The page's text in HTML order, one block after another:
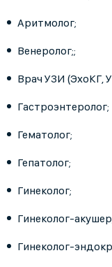
Аритмолог;
Венеролог;;
Врач УЗИ (ЭхоКГ,
Гастроэнтеролог;
Гематолог;
Гепатолог;
Гинеколог;
Гинеколог-
Гинеколог-